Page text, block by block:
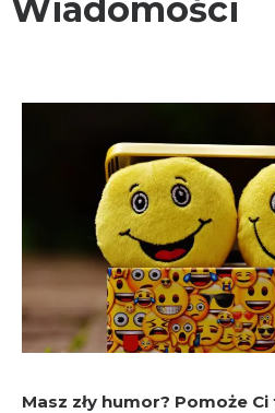
Wiadomości
Masz zły humor? Pomoże